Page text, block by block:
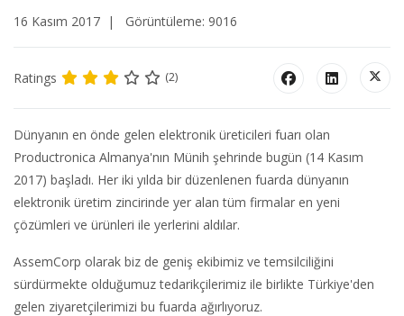
16 Kasım 2017 Görüntüleme: 9016
Ratings (2)
Dünyanın en önde gelen elektronik üreticileri fuarı olan
Productronica Almanya'nın Münih şehrinde bugün (14 Kasım
2017) başladı. Her iki yılda bir düzenlenen fuarda dünyanın
elektronik üretim zincirinde yer alan tüm firmalar en yeni
çözümleri ve ürünleri ile yerlerini aldılar.
AssemCorp olarak biz de geniş ekibimiz ve temsilciliğini
sürdürmekte olduğumuz tedarikçilerimiz ile birlikte Türkiye'den
gelen ziyaretçilerimizi bu fuarda ağırlıyoruz.